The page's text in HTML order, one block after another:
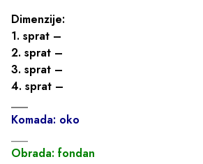
Dimenzije:
1. sprat –
2. sprat –
3. sprat –
4. sprat –
___
Komada: oko
Obrada: fondan